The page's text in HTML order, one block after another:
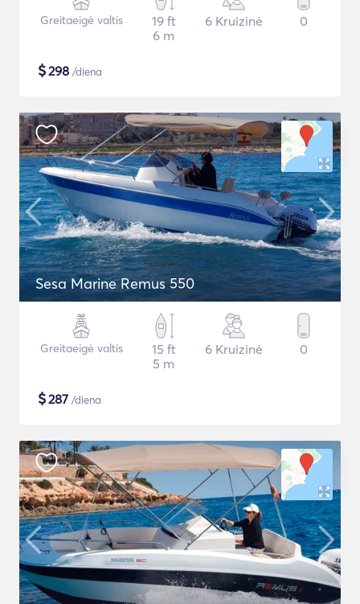
Greitaeigė valtis
19 ft
6 m
6 Kruizinė 0
$298 /diena
Sesa Marine Remus 550
Greitaeigė valtis
15 ft
5 m
6 Kruizinė 0
$287 /diena